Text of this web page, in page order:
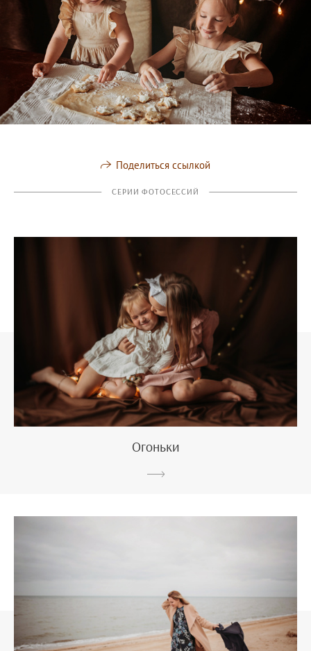
Поделиться ссылкой
СЕРИИ ФОТОСЕССИЙ
Огоньки